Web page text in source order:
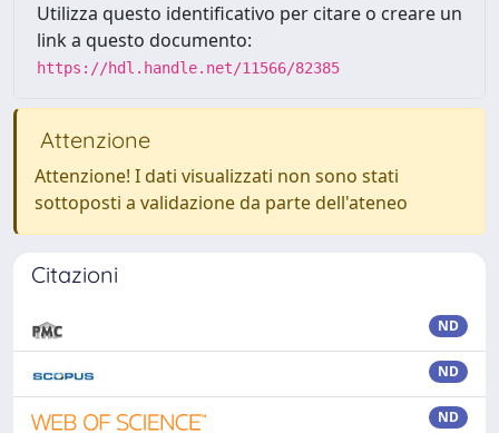
Utilizza questo identificativo per citare o creare un
link a questo documento:
https://hdl.handle.net/11566/82385
Attenzione
Attenzione! I dati visualizzati non sono stati
sottoposti a validazione da parte dell'ateneo
Citazioni
ND
ND
ND